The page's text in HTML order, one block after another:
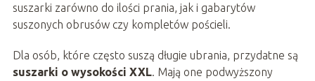
suszarki zarówno do ilości prania, jak i gabarytów
suszonych obrusów czy kompletów pościeli.
Dla osób, które często suszą długie ubrania, przydatne są
suszarki o wysokości XXL. Mają one podwyższony